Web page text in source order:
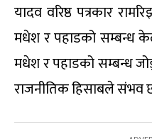
यादव वरिष्ठ पत्रकार
मधेश र पहाडको सम्बन्ध
मधेश र पहाडको सम्बन्ध
राजनीतिक हिसाबले संभव